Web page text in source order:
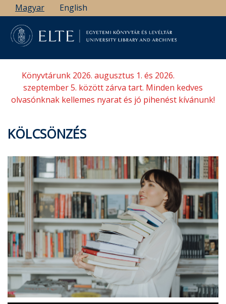
Ugrás
a
tartalomra
Magyar English
Könyvtárunk 2026. augusztus 1. és 2026.
szeptember 5. között zárva tart. Minden kedves
olvasónknak kellemes nyarat és jó pihenést kívánunk!
KÖLCSÖNZÉS